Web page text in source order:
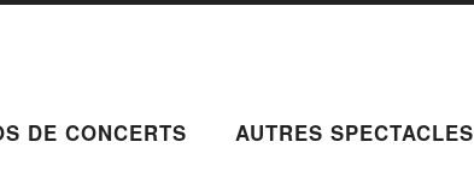
DE CONCERTS AUTRES SPECTACLES